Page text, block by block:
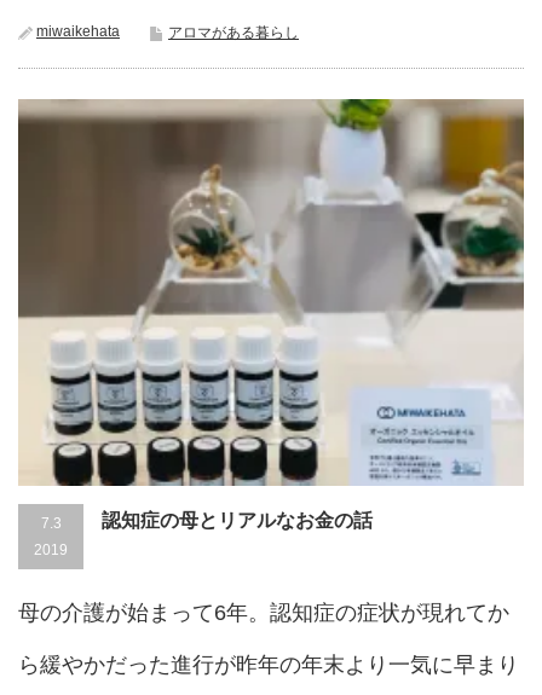
miwaikehata アロマがある暮らし
7.3
2019
認知症の母とリアルなお金の話
母の介護が始まって6年。認知症の症状が現れてか
ら緩やかだった進行が昨年の年末より一気に早まり